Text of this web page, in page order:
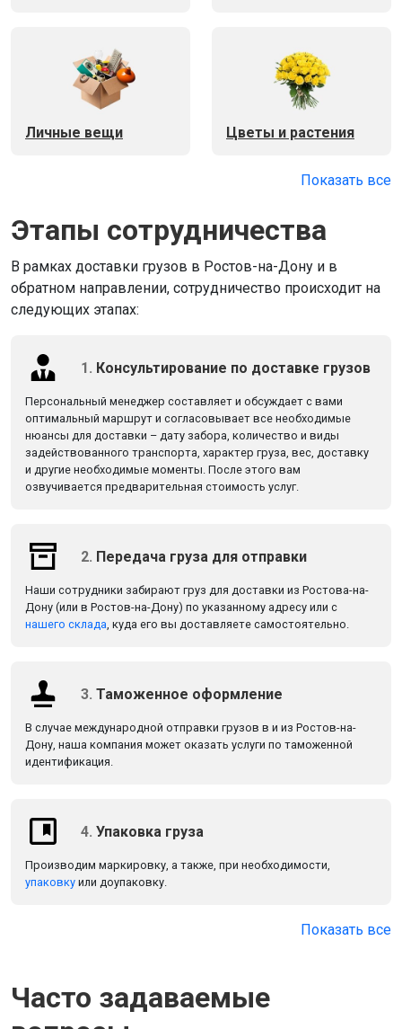
Личные вещи Цветы и растения
Показать все
Этапы сотрудничества
В рамках доставки грузов в Ростов-на-Дону и в
обратном направлении, сотрудничество происходит на
следующих этапах:
1. Консультирование по доставке грузов
Персональный менеджер составляет и обсуждает с вами
оптимальный маршрут и согласовывает все необходимые
нюансы для доставки – дату забора, количество и виды
задействованного транспорта, характер груза, вес, доставку
и другие необходимые моменты. После этого вам
озвучивается предварительная стоимость услуг.
2. Передача груза для отправки
Наши сотрудники забирают груз для доставки из Ростова-на-
Дону (или в Ростов-на-Дону) по указанному адресу или с
нашего склада, куда его вы доставляете самостоятельно.
3. Таможенное оформление
В случае международной отправки грузов в и из Ростов-на-
Дону, наша компания может оказать услуги по таможенной
идентификация.
4. Упаковка груза
Производим маркировку, а также, при необходимости,
упаковку или доупаковку.
Показать все
Часто задаваемые